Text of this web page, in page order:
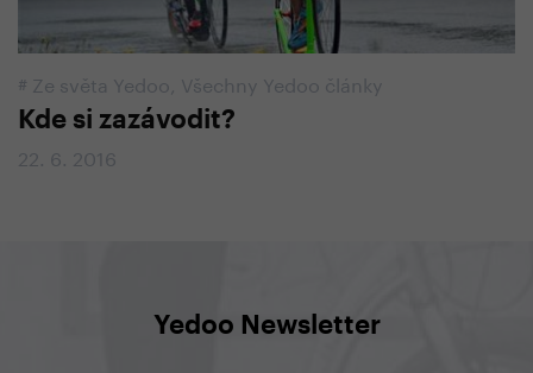
# Ze světa Yedoo Všechny Yedoo články
Kde si zazávodit?
22. 6. 2016
Yedoo Newsletter